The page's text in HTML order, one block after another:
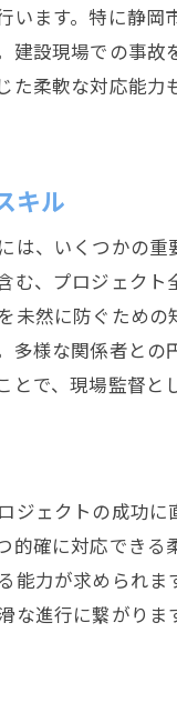
現場監督がチー
地域特性を活か
現場監督として
現場監督の求人
静岡市における
現場監督が注目
静岡市の建設業
現場監督のキャ
静岡市での現場監督
現場監督が注目
静岡市における
現場監督に必要
ます。特に静
建設現場での事
た柔軟な対応能
キル
、いくつかの
む、プロジェク
然に防ぐため
多様な関係者と
で、現場監督と
ェクトの成功
的確に対応でき
力が求められ
進行に繋がり